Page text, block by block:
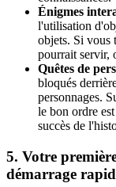
Énigmes
l'utilisation
objets. Si vous
pourrait servir,
Quêtes de
bloqués
personnages.
le bon ordre
succès de
5. Votre
démarrage